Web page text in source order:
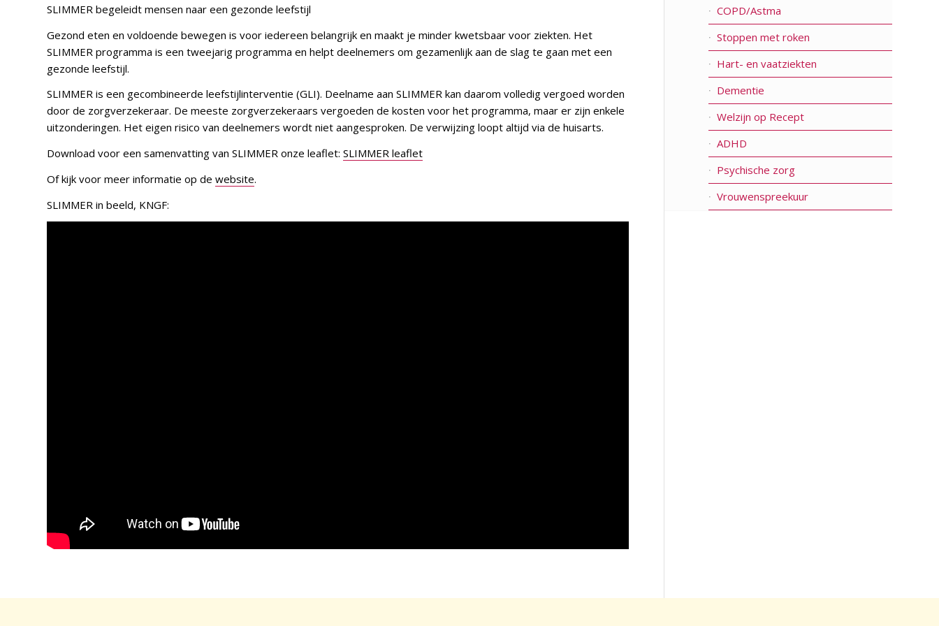
SLIMMER begeleidt mensen naar een gezonde leefstijl
Gezond eten en voldoende bewegen is voor iedereen belangrijk en maakt je minder kwetsbaar voor ziekten. Het
SLIMMER programma is een tweejarig programma en helpt deelnemers om gezamenlijk aan de slag te gaan met een
gezonde leefstijl.
SLIMMER is een gecombineerde leefstijlinterventie (GLI). Deelname aan SLIMMER kan daarom volledig vergoed worden
door de zorgverzekeraar. De meeste zorgverzekeraars vergoeden de kosten voor het programma, maar er zijn enkele
uitzonderingen. Het eigen risico van deelnemers wordt niet aangesproken. De verwijzing loopt altijd via de huisarts.
Download voor een samenvatting van SLIMMER onze leaflet: SLIMMER leaflet
Of kijk voor meer informatie op de website.
SLIMMER in beeld, KNGF:
COPD/Astma
Stoppen met roken
Hart- en vaatziekten
Dementie
Welzijn op Recept
ADHD
Psychische zorg
Vrouwenspreekuur